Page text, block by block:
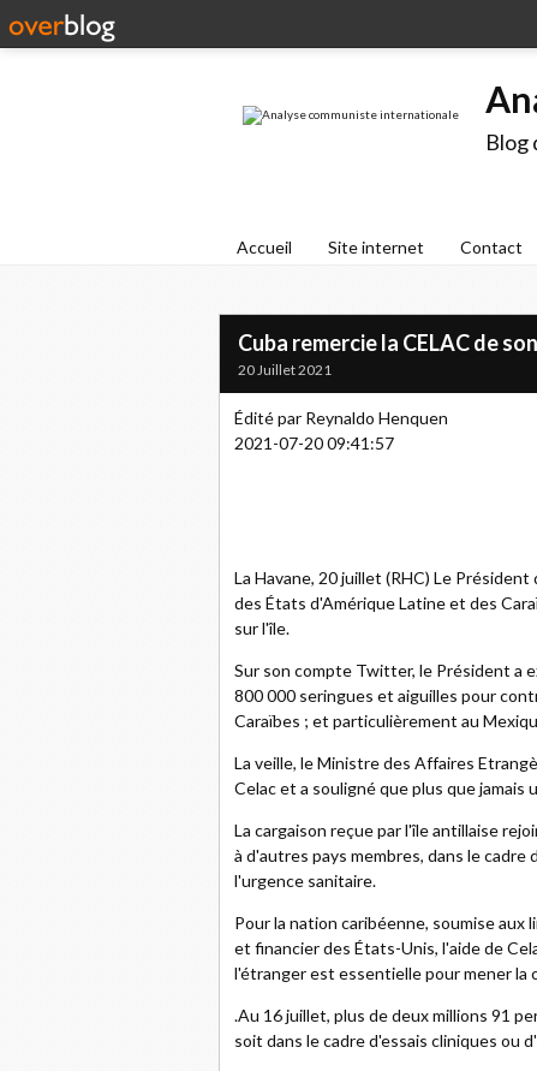
Blog
Accueil Site internet Contact
Cuba remercie la CELAC de
20 Juillet 2021
Édité par Reynaldo Henquen
2021-07-20 09:41:57
La Havane, 20 juillet (RHC) Le
des États d'Amérique Latine et des
sur l'île.
Sur son compte Twitter, le Président a
800 000 seringues et aiguilles pour
Caraïbes ; et particulièrement au
La veille, le Ministre des Affaires
Celac et a souligné que plus que
La cargaison reçue par l'île antillaise
à d'autres pays membres, dans le
l'urgence sanitaire.
Pour la nation caribéenne, soumise aux
et financier des États-Unis, l'aide de
l'étranger est essentielle pour mener la
.Au 16 juillet, plus de deux millions 91
soit dans le cadre d'essais cliniques ou